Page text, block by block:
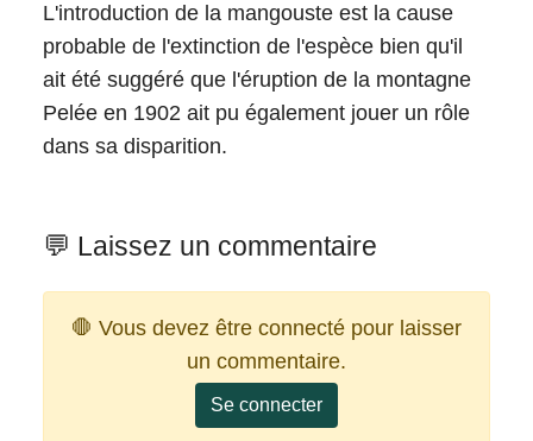
L'introduction de la mangouste est la cause
probable de l'extinction de l'espèce bien qu'il
ait été suggéré que l'éruption de la montagne
Pelée en 1902 ait pu également jouer un rôle
dans sa disparition.
💬 Laissez un commentaire
🛑 Vous devez être connecté pour laisser
un commentaire.
Se connecter